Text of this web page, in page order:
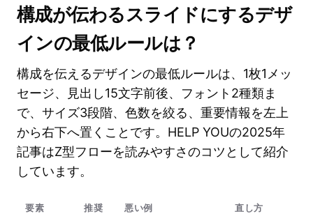
構成が伝わるスライドにするデザ
インの最低ルールは？
構成を伝えるデザインの最低ルールは、1枚1メッ
セージ、見出し15文字前後、フォント2種類ま
で、サイズ3段階、色数を絞る、重要情報を左上
から右下へ置くことです。HELP YOUの2025年
記事はZ型フローを読みやすさのコツとして紹介
しています。
要素
推奨
悪い例 直し方